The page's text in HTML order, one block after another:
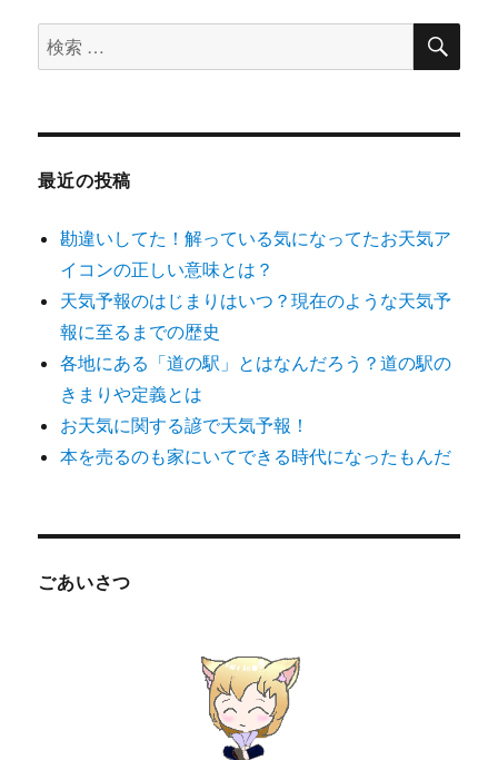
ー
シ
ン
検
索
象:
検
最近の投稿
勘違いしてた！解っている気になってたお天気ア
イコンの正しい意味とは？
天気予報のはじまりはいつ？現在のような天気予
報に至るまでの歴史
各地にある「道の駅」とはなんだろう？道の駅の
きまりや定義とは
お天気に関する諺で天気予報！
本を売るのも家にいてできる時代になったもんだ
ごあいさつ